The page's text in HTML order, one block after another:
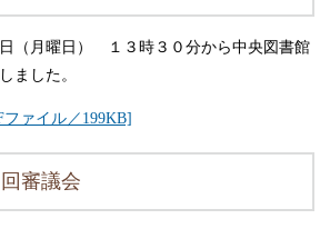
月曜日） １３時３０分から中央図書館
ました。
ァイル／199KB]
審議会